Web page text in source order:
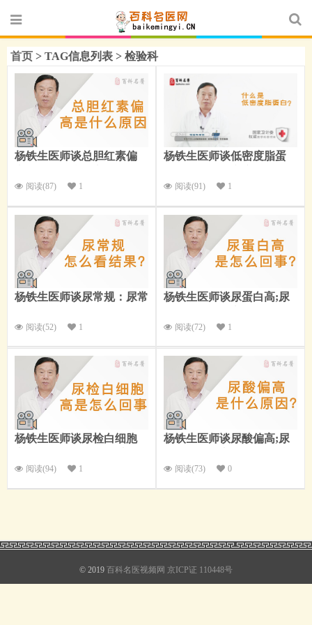
首页 > TAG信息列表 > 检验科
杨铁生医师谈总胆红素偏
因？阅读(87) 1
杨铁生医师谈低密度脂蛋
阅读(91) 1
杨铁生医师谈尿常规：尿常
阅读(52) 1
杨铁生医师谈尿蛋白高;尿
事？阅读(72) 1
杨铁生医师谈尿检白细胞
怎么回事？
阅读(94) 1
杨铁生医师谈尿酸偏高;尿
阅读(73) 0
© 2019 百科名医视频网 京ICP证 110448号